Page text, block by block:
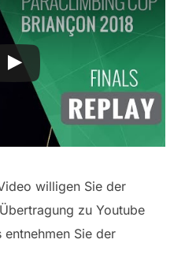
willigen Sie der
zu Youtube
Sie der